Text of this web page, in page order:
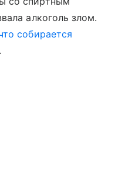
алкоголь злом.
собирается
.